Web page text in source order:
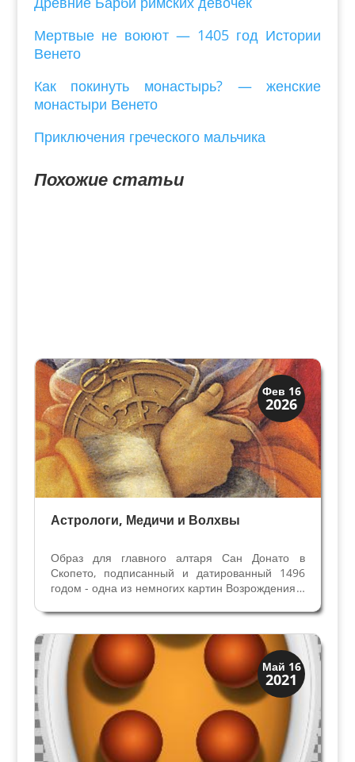
Мертвые не воюют — 1405 год Истории
Венето
Как покинуть монастырь? — женские
монастыри Венето
Приключения греческого мальчика
Похожие статьи
Фев 16
2026
Искусство
Символы
Астрологи, Медичи и Волхвы
Образ для главного алтаря Сан Донато в
Скопето, подписанный и датированный 1496
годом - одна из немногих картин Возрождения с
Астролябия в Поклонении волхвов Филиппино
Липпи до недавних пор игнорировалась
исследователями....
Май 16
2021
Династии
Медичи Флоренция